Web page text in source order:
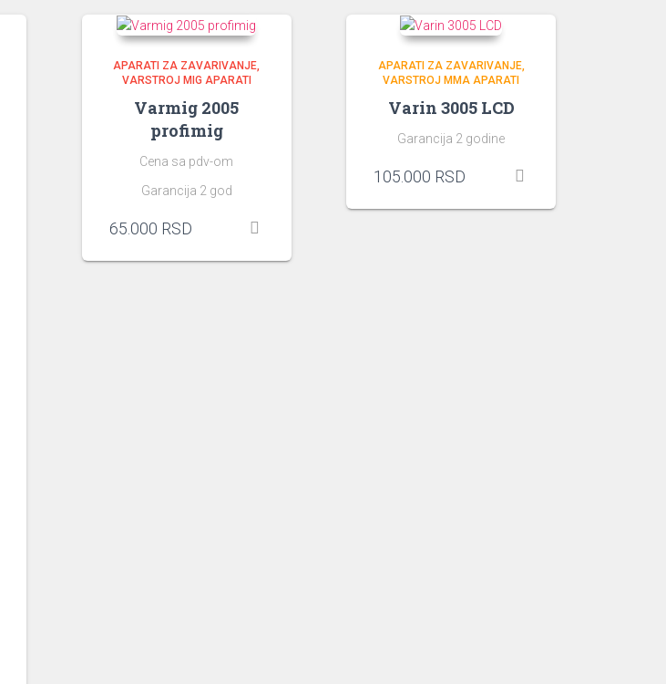
APARATI ZA ZAVARIVANJE
VARSTROJ MIG APARATI
Varmig 2005
profimig
Cena sa pdv-om
Garancija 2 god
65.000 RSD
APARATI ZA ZAVARIVANJE
VARSTROJ MMA APARATI
Varin 3005 LCD
Garancija 2 godine
105.000 RSD